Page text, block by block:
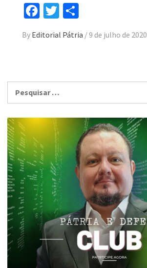
Facebook
Twitter
By Editorial Pátria /9 de julho de 2020
por: